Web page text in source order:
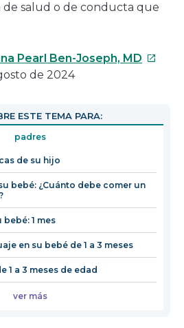
salud o de conducta que
Pearl Ben-Joseph, MD Este
en
de 2024
ESTE TEMA PARA:
padres
de su hijo
bebé: ¿Cuánto debe comer un
1 mes
en su bebé de 1 a 3 meses
1 a 3 meses de edad
ver más